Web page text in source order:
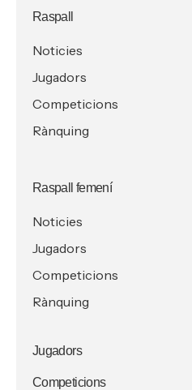
Raspall
Noticies
Jugadors
Competicions
Rànquing
Raspall femení
Noticies
Jugadors
Competicions
Rànquing
Jugadors
Competicions